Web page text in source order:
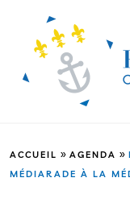
ACCUEIL » AGENDA »
MÉDIARADE À LA